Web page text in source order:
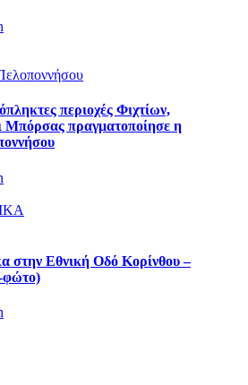
περιοχές Φιχτίων,
Μπόρσας πραγματοποίησε η
στην Εθνική Oδό Κορίνθου –
φώτο)